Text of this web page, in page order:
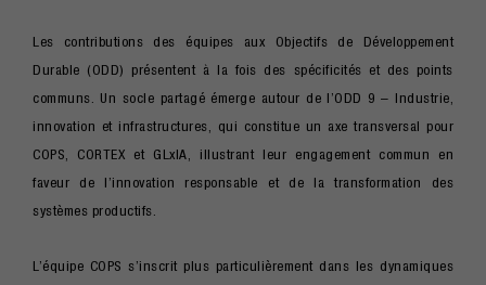
Les contributions des équipes aux Objectifs de Développement
Durable (ODD) présentent à la fois des spécificités et des points
communs. Un socle partagé émerge autour de l’ODD 9 – Industrie,
innovation et infrastructures, qui constitue un axe transversal pour
COPS, CORTEX et GLxIA, illustrant leur engagement commun en
faveur de l’innovation responsable et de la transformation des
systèmes productifs.
L’équipe COPS s’inscrit plus particulièrement dans les dynamiques